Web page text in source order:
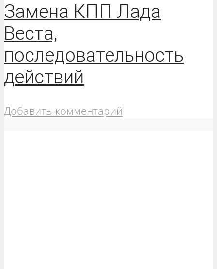
Замена КПП Лада
Веста,
последовательность
действий
Добавить комментарий